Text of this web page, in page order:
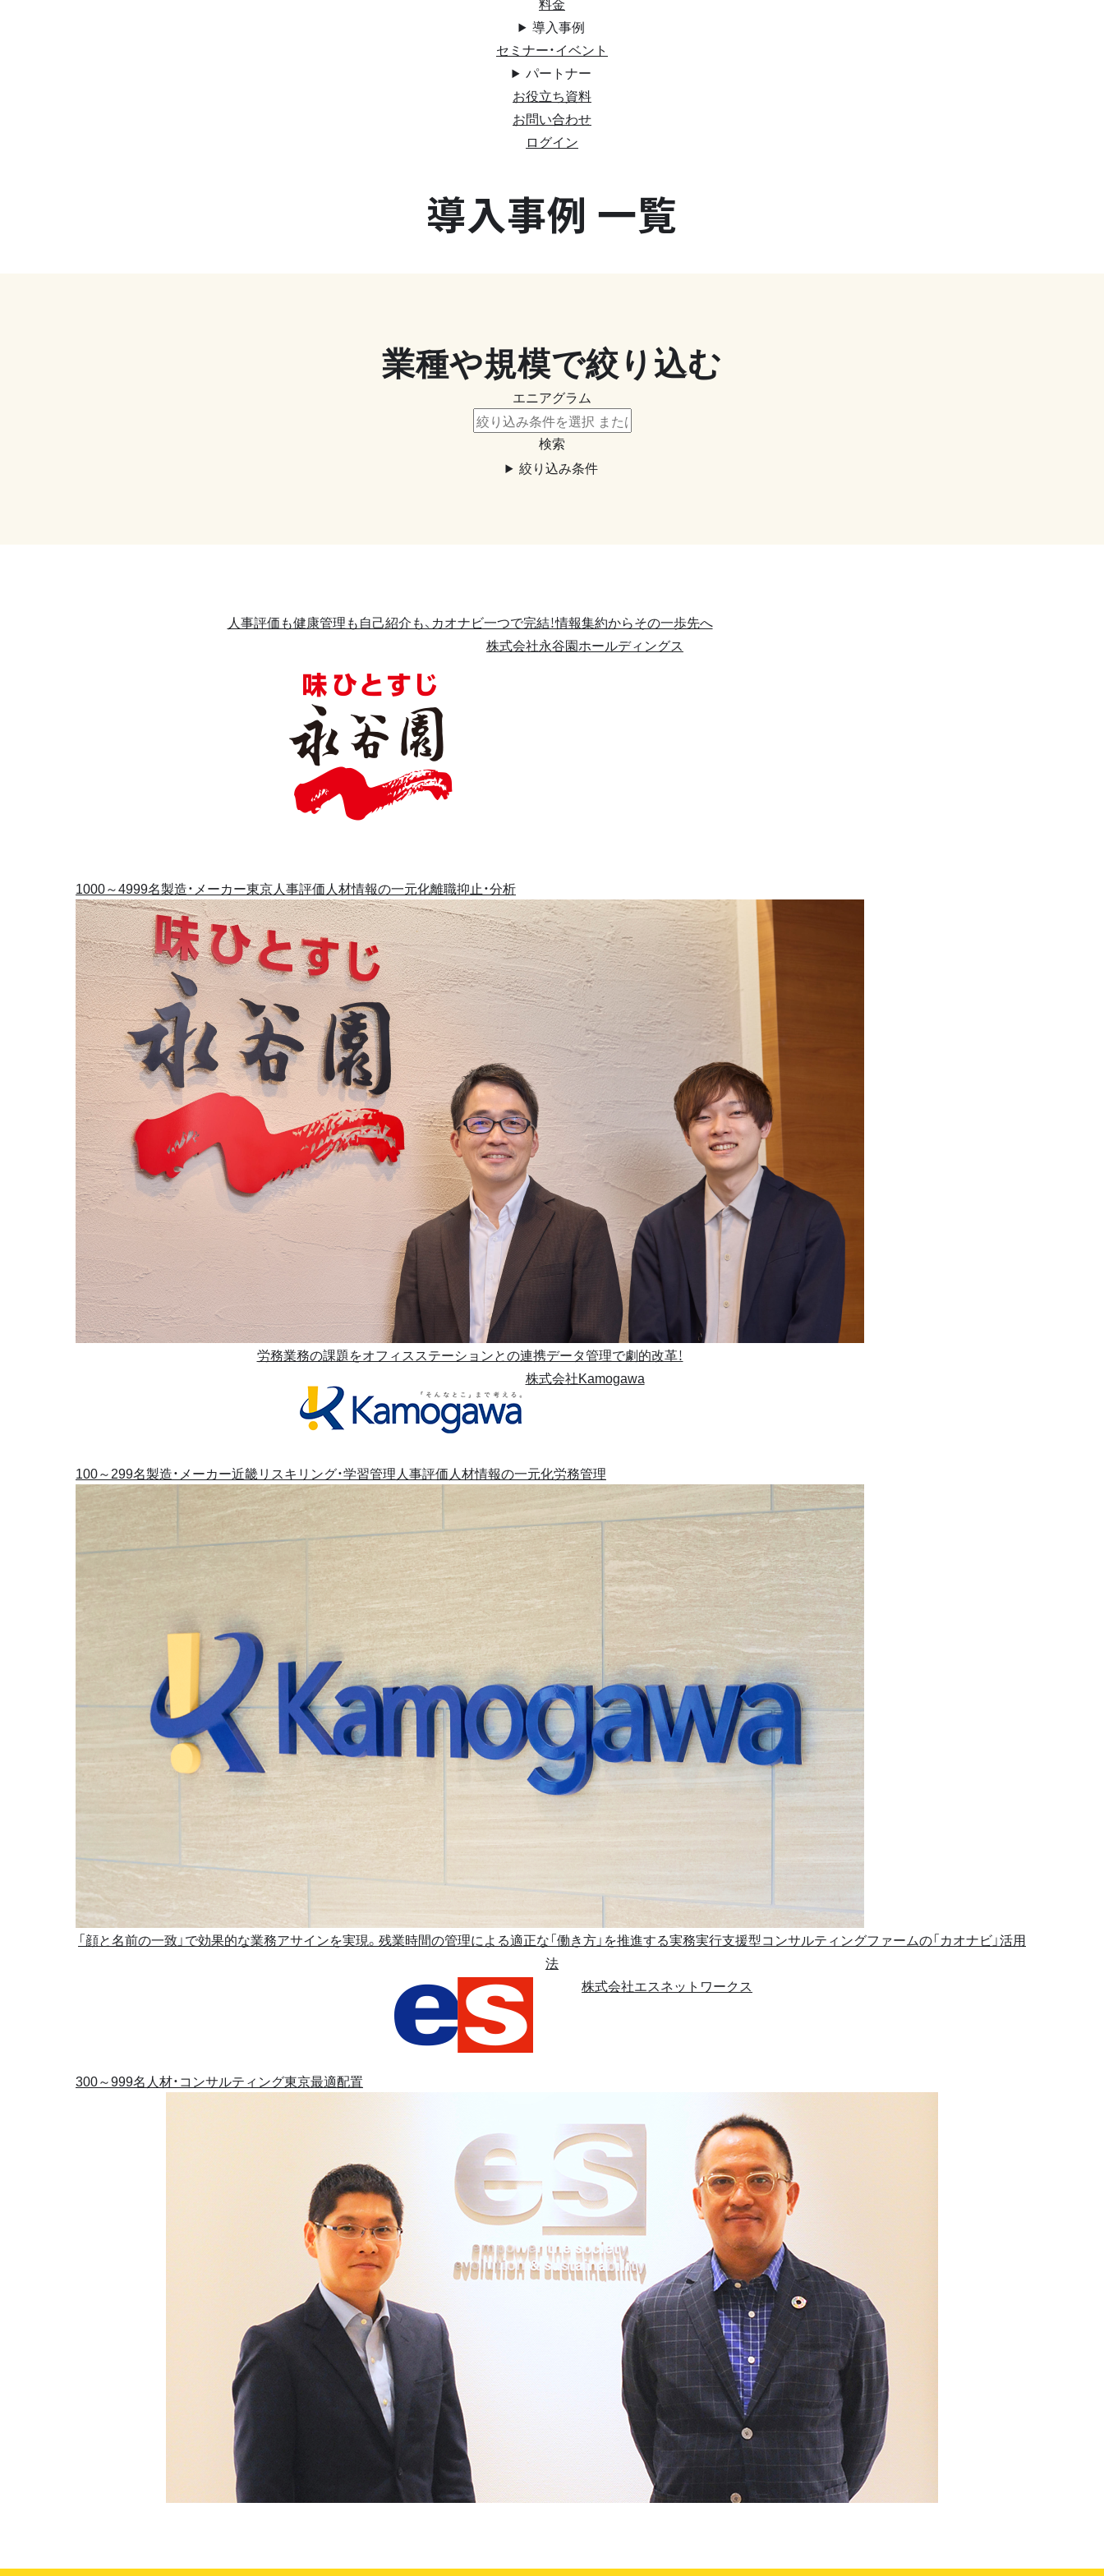
導入事例
セミナー・イベント
パートナー
お役立ち資料
お問い合わせ
ログイン
導入事例 一覧
業種や規模で絞り込む
エニアグラム
検索
絞り込み条件
人事評価も健康管理も自己紹介も、カオナビ一つで完結！情報集約からその一歩先へ
株式会社永谷園ホールディングス
1000～4999名製造・メーカー東京人事評価人材情報の一元化離職抑止・分析
労務業務の課題をオフィスステーションとの連携データ管理で劇的改革！
株式会社Kamogawa
100～299名製造・メーカー近畿リスキリング・学習管理人事評価人材情報の一元化労務管理
「顔と名前の一致」で効果的な業務アサインを実現。残業時間の管理による適正な「働き方」を推進する実務実行支援型コンサルティングファームの「カオナビ」活用
法
株式会社エスネットワークス
300～999名人材・コンサルティング東京最適配置